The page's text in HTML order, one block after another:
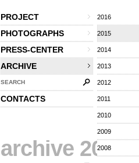
PROJECT
PHOTOGRAPHS
PRESS-CENTER
ARCHIVE
2016
2015
2014
2013
2012
2011
2010
2009
2008
SEARCH
CONTACTS
archive 2015⁄